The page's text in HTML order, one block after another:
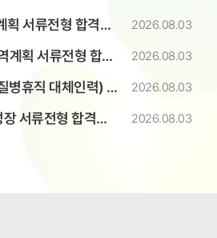
전형 합격자 발표 2026.08.03
류전형 합격자 발표 2026.08.03
서류전형 합격자 발표 2026.08.03
전형 합격자 발표 2026.08.03